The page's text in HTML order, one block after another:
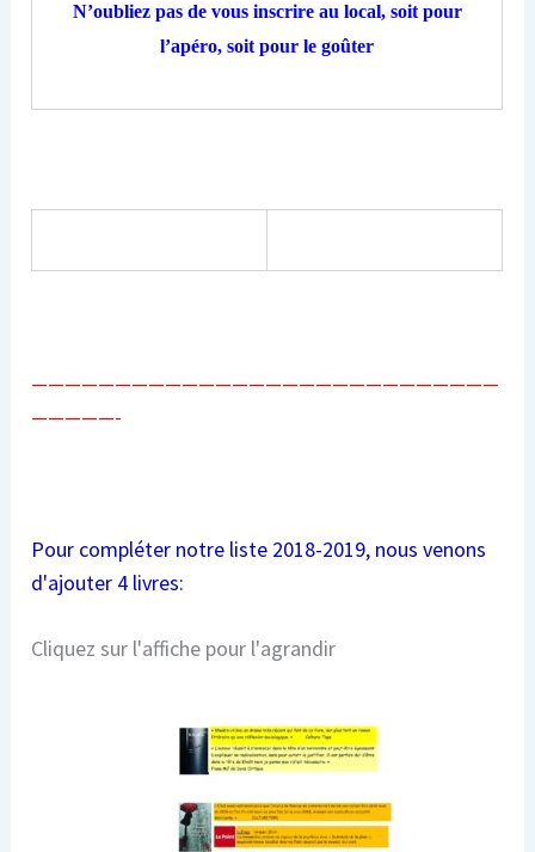
N’oubliez pas de vous inscrire au local, soit pour
l’apéro, soit pour le goûter
————————————————————————————
—————-
Pour compléter notre liste 2018-2019, nous venons
d'ajouter 4 livres:
Cliquez sur l'affiche pour l'agrandir